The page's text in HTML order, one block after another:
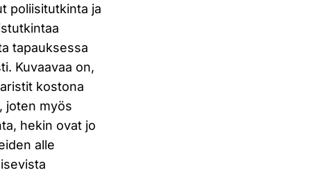
poliisitutkinta ja
tapauksessa
Kuvaavaa on,
kostona
joten myös
hekin ovat jo
alle